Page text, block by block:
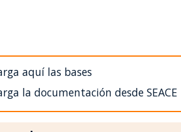
aquí las bases
la documentación desde SEACE